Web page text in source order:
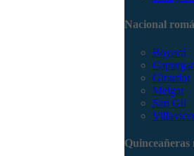
Nacional
Boyacá
Girardot
Melgar
San Gil
Quinceañeras